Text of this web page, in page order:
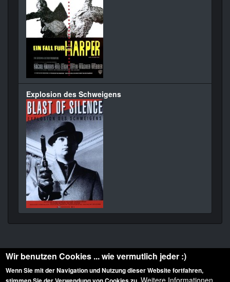
Explosion des Schweigens
Wir benutzen Cookies ... wie vermutlich jeder :)
Wenn Sie mit der Navigation und Nutzung dieser Website fortfahren,
Weitere Informationen